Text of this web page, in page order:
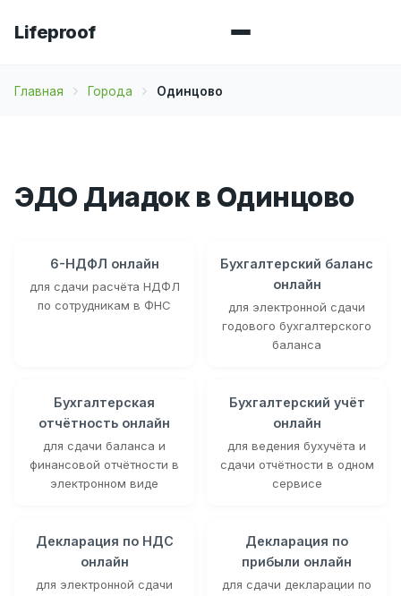
Lifeproof
Главная Города Одинцово
ЭДО Диадок в Одинцово
6-НДФЛ онлайн
для сдачи расчёта НДФЛ
по сотрудникам в ФНС
Бухгалтерский баланс
онлайн
для электронной сдачи
годового бухгалтерского
баланса
Бухгалтерская
отчётность онлайн
для сдачи баланса и
финансовой отчётности в
электронном виде
Бухгалтерский учёт
онлайн
для ведения бухучёта и
сдачи отчётности в одном
сервисе
Декларация по НДС
онлайн
для электронной сдачи
Декларация по
прибыли онлайн
для сдачи декларации по